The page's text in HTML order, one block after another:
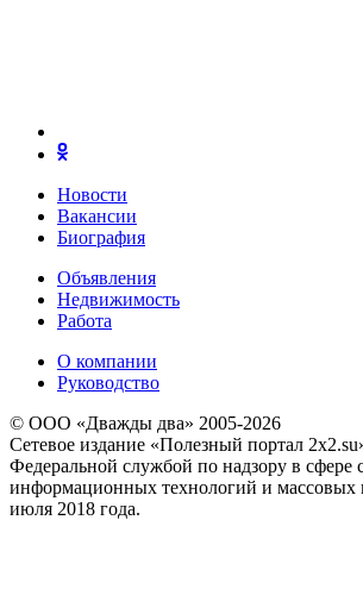
Новости
Вакансии
Биография
Объявления
Недвижимость
Работа
О компании
Руководство
© ООО «Дважды два» 2005-2026
Сетевое издание «Полезный портал
Федеральной службой по надзору в сфере
информационных технологий и массовых
июля 2018 года.